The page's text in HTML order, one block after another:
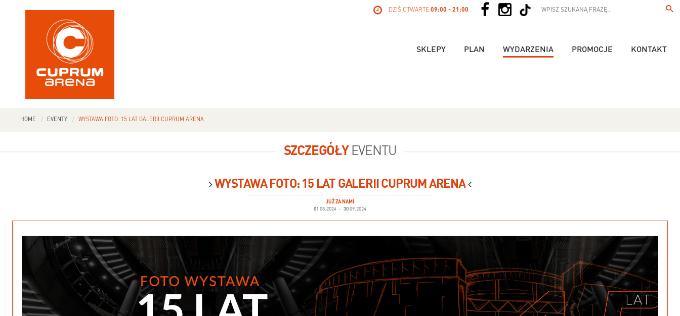
DZIŚ OTWARTE 09:00 - 21:00
SKLEPY PLAN WYDARZENIA PROMOCJE KONTAKT
HOME EVENTY WYSTAWA FOTO: 15 LAT GALERII CUPRUM ARENA
SZCZEGÓŁYEVENTU
WYSTAWA FOTO: 15 LAT GALERII CUPRUM ARENA
JUŻ ZA NAMI
01 08.2024 - 30 09.2024